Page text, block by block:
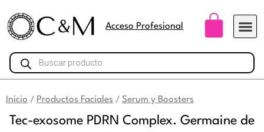
contenido
Acceso Profesional
Búsqueda
de
productos
Inicio / Productos Faciales / Serum y Boosters
Tec-exosome PDRN Complex. Germaine de